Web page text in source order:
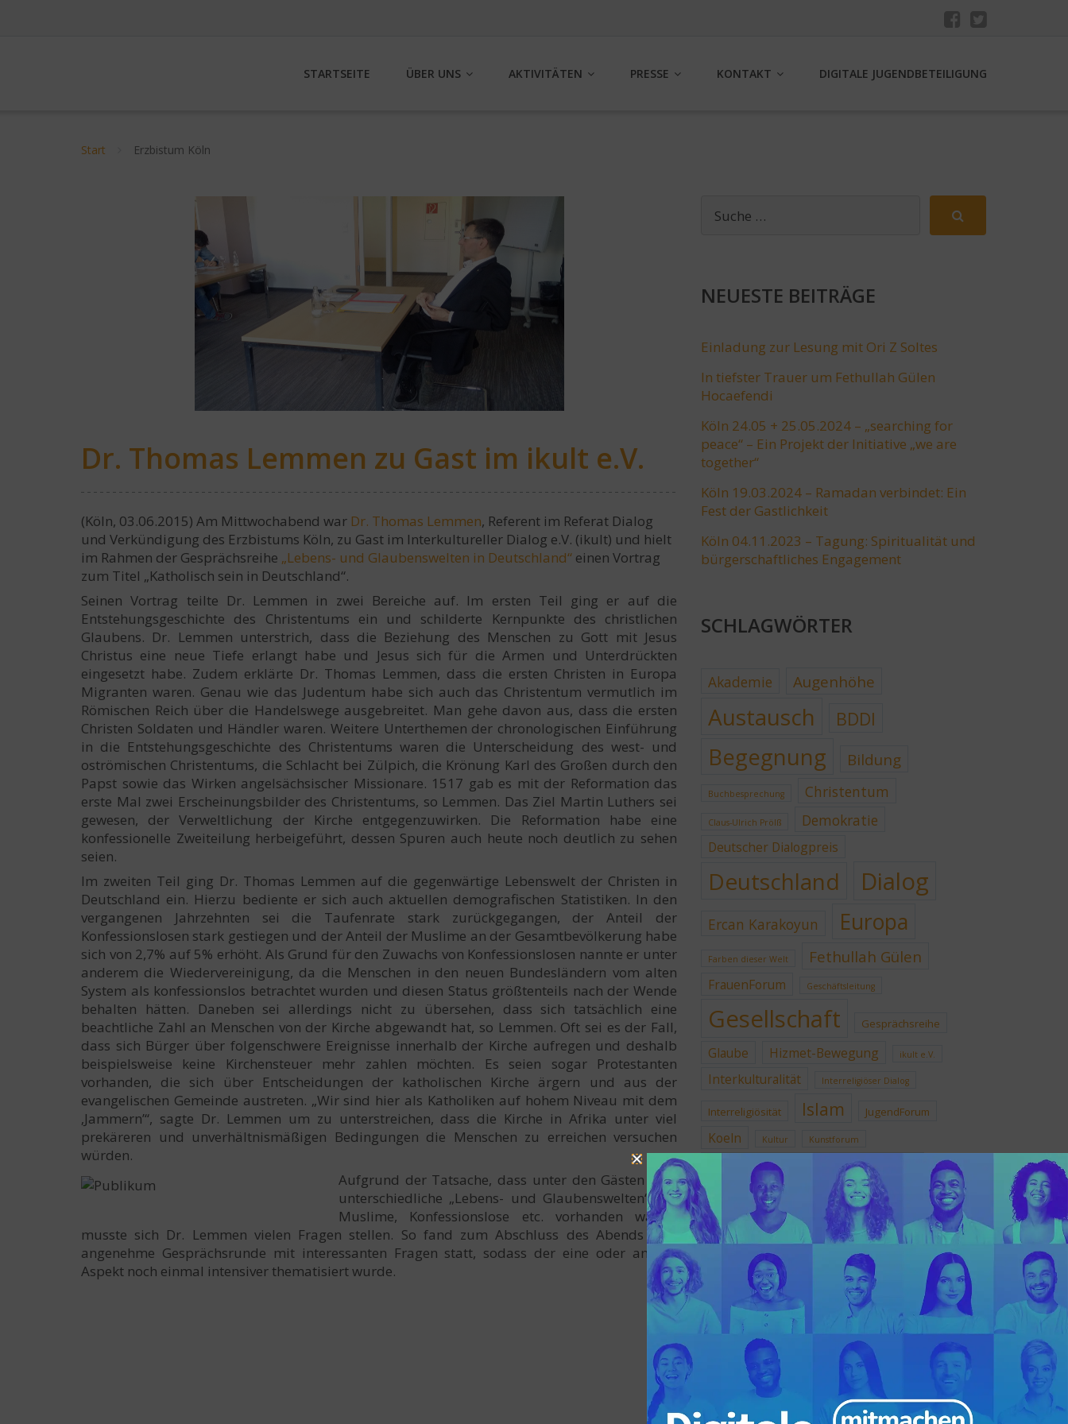
STARTSEITE ÜBER UNS AKTIVITÄTEN PRESSE KONTAKT DIGITALE JUGENDBETEILIGUNG
Start Erzbistum Köln
Dr. Thomas Lemmen zu Gast im ikult e.V.
(Köln, 03.06.2015) Am Mittwochabend war Dr. Thomas Lemmen, Referent im Referat Dialog
und Verkündigung des Erzbistums Köln, zu Gast im Interkultureller Dialog e.V. (ikult) und hielt
im Rahmen der Gesprächsreihe „Lebens- und Glaubenswelten in Deutschland“ einen Vortrag
zum Titel „Katholisch sein in Deutschland“.
Seinen Vortrag teilte Dr. Lemmen in zwei Bereiche auf. Im ersten Teil ging er auf die
Entstehungsgeschichte des Christentums ein und schilderte Kernpunkte des christlichen
Glaubens. Dr. Lemmen unterstrich, dass die Beziehung des Menschen zu Gott mit Jesus
Christus eine neue Tiefe erlangt habe und Jesus sich für die Armen und Unterdrückten
eingesetzt habe. Zudem erklärte Dr. Thomas Lemmen, dass die ersten Christen in Europa
Migranten waren. Genau wie das Judentum habe sich auch das Christentum vermutlich im
Römischen Reich über die Handelswege ausgebreitet. Man gehe davon aus, dass die ersten
Christen Soldaten und Händler waren. Weitere Unterthemen der chronologischen Einführung
in die Entstehungsgeschichte des Christentums waren die Unterscheidung des west- und
oströmischen Christentums, die Schlacht bei Zülpich, die Krönung Karl des Großen durch den
Papst sowie das Wirken angelsächsischer Missionare. 1517 gab es mit der Reformation das
erste Mal zwei Erscheinungsbilder des Christentums, so Lemmen. Das Ziel Martin Luthers sei
gewesen, der Verweltlichung der Kirche entgegenzuwirken. Die Reformation habe eine
konfessionelle Zweiteilung herbeigeführt, dessen Spuren auch heute noch deutlich zu sehen
seien.
Im zweiten Teil ging Dr. Thomas Lemmen auf die gegenwärtige Lebenswelt der Christen in
Deutschland ein. Hierzu bediente er sich auch aktuellen demografischen Statistiken. In den
vergangenen Jahrzehnten sei die Taufenrate stark zurückgegangen, der Anteil der
Konfessionslosen stark gestiegen und der Anteil der Muslime an der Gesamtbevölkerung habe
sich von 2,7% auf 5% erhöht. Als Grund für den Zuwachs von Konfessionslosen nannte er unter
anderem die Wiedervereinigung, da die Menschen in den neuen Bundesländern vom alten
System als konfessionslos betrachtet wurden und diesen Status größtenteils nach der Wende
behalten hätten. Daneben sei allerdings nicht zu übersehen, dass sich tatsächlich eine
beachtliche Zahl an Menschen von der Kirche abgewandt hat, so Lemmen. Oft sei es der Fall,
dass sich Bürger über folgenschwere Ereignisse innerhalb der Kirche aufregen und deshalb
beispielsweise keine Kirchensteuer mehr zahlen möchten. Es seien sogar Protestanten
vorhanden, die sich über Entscheidungen der katholischen Kirche ärgern und aus der
evangelischen Gemeinde austreten. „Wir sind hier als Katholiken auf hohem Niveau mit dem
‚Jammern’“, sagte Dr. Lemmen um zu unterstreichen, dass die Kirche in Afrika unter viel
prekäreren und unverhältnismäßigen Bedingungen die Menschen zu erreichen versuchen
würden.
Aufgrund der Tatsache, dass unter den Gästen sehr
unterschiedliche „Lebens- und Glaubenswelten“ wie
Muslime, Konfessionslose etc. vorhanden waren,
musste sich Dr. Lemmen vielen Fragen stellen. So fand zum Abschluss des Abends eine
angenehme Gesprächsrunde mit interessanten Fragen statt, sodass der eine oder andere
Aspekt noch einmal intensiver thematisiert wurde.
NEUESTE BEITRÄGE
Einladung zur Lesung mit Ori Z Soltes
In tiefster Trauer um Fethullah Gülen
Hocaefendi
Köln 24.05 + 25.05.2024 – „searching for
peace“ – Ein Projekt der Initiative „we are
together“
Köln 19.03.2024 – Ramadan verbindet: Ein
Fest der Gastlichkeit
Köln 04.11.2023 – Tagung: Spiritualität und
bürgerschaftliches Engagement
SCHLAGWÖRTER
Akademie Augenhöhe
Austausch BDDI
Begegnung Bildung
Buchbesprechung Christentum
Claus-Ulrich Prölß Demokratie
Deutscher Dialogpreis
Deutschland Dialog
Ercan Karakoyun Europa
Farben dieser Welt Fethullah Gülen
FrauenForum Geschäftsleitung
Gesellschaft Gesprächsreihe
Glaube Hizmet-Bewegung ikult e.V.
Interkulturalität Interreligiöser Dialog
Interreligiösität Islam JugendForum
Koeln Kultur Kunstforum
Lebens- und Glaubenswelten Medien
Nachbarschaft NRW
Rheinlandgespräche Sprach-und Kulturfestival
Transkulturalität Vortrag
Was ich denke was ich glaube WissenschaftsForum
Würde Zukunft
META